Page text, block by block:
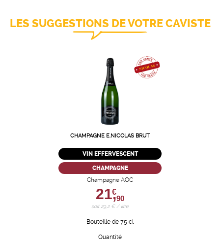
LES SUGGESTIONS DE VOTRE CAVISTE
CHAMPAGNE E.NICOLAS BRUT
VIN EFFERVESCENT
CHAMPAGNE
Champagne AOC
21,
€
90
soit 29,2 € / litre
Bouteille de 75 cl
Quantité